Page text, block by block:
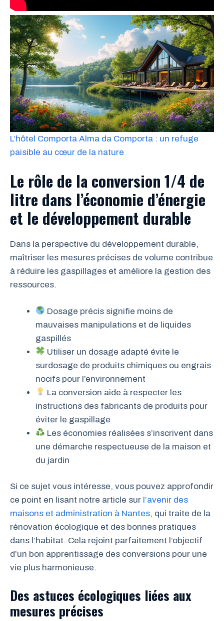
L’hôtel Comporta Alma da Comporta : un refuge
paisible au cœur de la nature
Le rôle de la conversion 1/4 de
litre dans l’économie d’énergie
et le développement durable
Dans la perspective du développement durable,
maîtriser les mesures précises de volume contribue
à réduire les gaspillages et améliore la gestion des
ressources.
Dosage précis signifie moins de
mauvaises manipulations et de liquides
gaspillés
Utiliser un dosage adapté évite le
surdosage de produits chimiques ou engrais
nocifs pour l’environnement
La conversion aide à respecter les
instructions des fabricants de produits pour
éviter le gaspillage
Les économies réalisées s’inscrivent dans
une démarche respectueuse de la maison et
du jardin
Si ce sujet vous intéresse, vous pouvez approfondir
ce point en lisant notre article sur l’avenir des
maisons et administration à Nantes, qui traite de la
rénovation écologique et des bonnes pratiques
dans l’habitat. Cela rejoint parfaitement l’objectif
d’un bon apprentissage des conversions pour une
vie plus harmonieuse.
Des astuces écologiques liées aux
mesures précises